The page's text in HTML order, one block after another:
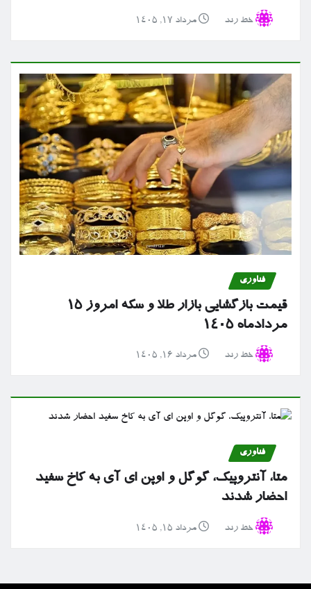
خط رند مرداد ۱۷, ۱۴۰۵
فناوری
قیمت بازگشایی بازار طلا و سکه امروز ۱۵
مردادماه ۱۴۰۵
خط رند مرداد ۱۶, ۱۴۰۵
فناوری
متا، آنتروپیک، گوگل و اوپن ای آی به کاخ سفید
احضار شدند
خط رند مرداد ۱۵, ۱۴۰۵